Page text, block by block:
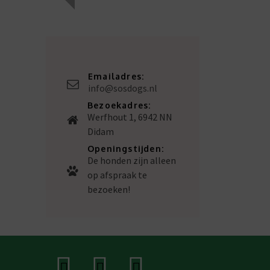
Emailadres:
info@sosdogs.nl
Bezoekadres:
Werfhout 1, 6942 NN
Didam
Openingstijden:
De honden zijn alleen
op afspraak te
bezoeken!